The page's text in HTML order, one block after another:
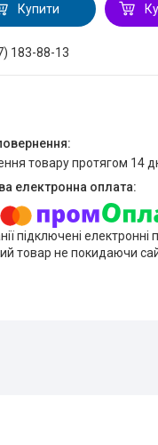
Купити
183-88-13
товару протягом 14
підключені
товар не покидаючи